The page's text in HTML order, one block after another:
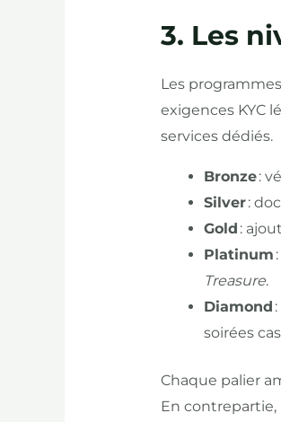
3. Les
Les
exigences KYC
services dédiés.
Bronze:
Silver:
Gold :
Platinum
Treasure.
Diamond
soirées
Chaque palier
En